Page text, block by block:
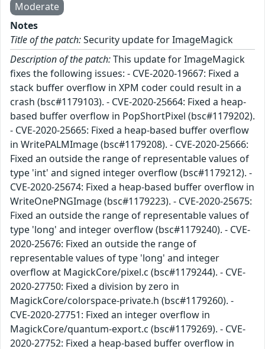
Moderate
Notes
Title of the patch:Security update for ImageMagick
Description of the patch:This update for ImageMagick
fixes the following issues: - CVE-2020-19667: Fixed a
stack buffer overflow in XPM coder could result in a
crash (bsc#1179103). - CVE-2020-25664: Fixed a heap-
based buffer overflow in PopShortPixel (bsc#1179202).
- CVE-2020-25665: Fixed a heap-based buffer overflow
in WritePALMImage (bsc#1179208). - CVE-2020-25666:
Fixed an outside the range of representable values of
type 'int' and signed integer overflow (bsc#1179212). -
CVE-2020-25674: Fixed a heap-based buffer overflow in
WriteOnePNGImage (bsc#1179223). - CVE-2020-25675:
Fixed an outside the range of representable values of
type 'long' and integer overflow (bsc#1179240). - CVE-
2020-25676: Fixed an outside the range of
representable values of type 'long' and integer
overflow at MagickCore/pixel.c (bsc#1179244). - CVE-
2020-27750: Fixed a division by zero in
MagickCore/colorspace-private.h (bsc#1179260). -
CVE-2020-27751: Fixed an integer overflow in
MagickCore/quantum-export.c (bsc#1179269). - CVE-
2020-27752: Fixed a heap-based buffer overflow in